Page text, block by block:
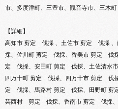
市、多度津町、三豊市、観音寺市、三木町
【詳細】
高知市 剪定 伐採 、土佐市 剪定 伐採
採、佐川町 剪定 伐採、香美市 剪定 伐
定 伐採、安田町 剪定 伐採、土佐清水
四万十町 剪定 伐採、四万十市 剪定 伐
定 伐採、馬路村 剪定 伐採、田野町
芸西村 剪定 伐採、香南市 剪定 伐採